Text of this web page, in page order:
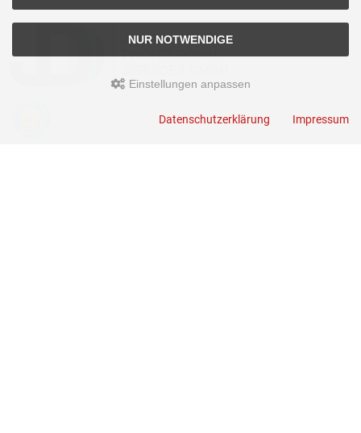
NUR NOTWENDIGE
Einstellungen anpassen
Datenschutzerklärung Impressum